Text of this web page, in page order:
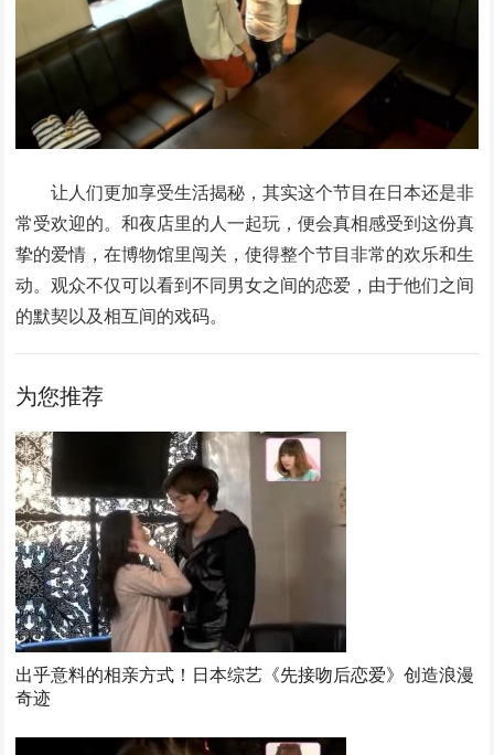
让人们更加享受生活揭秘，其实这个节目在日本还是非
常受欢迎的。和夜店里的人一起玩，便会真相感受到这份真
挚的爱情，在博物馆里闯关，使得整个节目非常的欢乐和生
动。观众不仅可以看到不同男女之间的恋爱，由于他们之间
的默契以及相互间的戏码。
为您推荐
出乎意料的相亲方式！日本综艺《先接吻后恋爱》创造浪漫
奇迹